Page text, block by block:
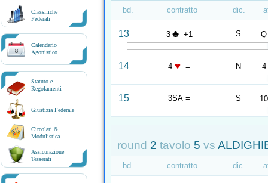
Classifiche
Federali
8
Calendario
Agonistico
Statuto e
Regolamenti
Giustizia Federale
Circolari &
Modulistica
Assicurazione
Tesserati
bd. contratto dic.
13 3 ♣ +1 S Q
14 4 ♥ = N 4
15 3SA = S 10
round 2 tavolo 5 vs
bd. contratto dic.